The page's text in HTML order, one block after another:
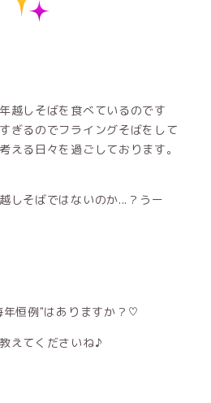
越しそばを食べているのです
ぎるのでフライングそばをして
える日々を過ごしております。
しそばではないのか...？うー
年恒例"はありますか？♡
えてくださいね♪